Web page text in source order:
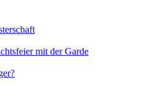
mit der Garde